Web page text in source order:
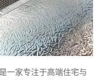
一家专注于高端住宅与